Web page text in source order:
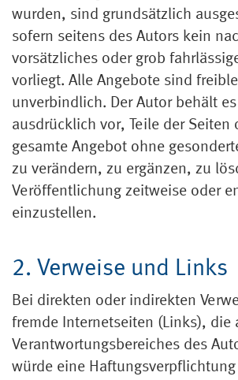
wurden, sind grundsätzlich
sofern seitens des Autors kein
vorsätzliches oder grob
vorliegt. Alle Angebote sind
unverbindlich. Der Autor behält
ausdrücklich vor, Teile der Seiten
gesamte Angebot ohne
zu verändern, zu ergänzen, zu
Veröffentlichung zeitweise oder
einzustellen.
2. Verweise und Links
Bei direkten oder indirekten
fremde Internetseiten (Links), die
Verantwortungsbereiches des
würde eine